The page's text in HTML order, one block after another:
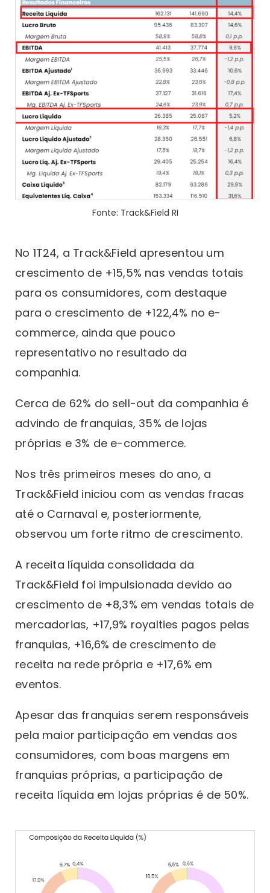
Fonte: Track&Field RI
No 1T24, a Track&Field apresentou um
crescimento de +15,5% nas vendas totais
para os consumidores, com destaque
para o crescimento de +122,4% no e-
commerce, ainda que pouco
representativo no resultado da
companhia.
Cerca de 62% do sell-out da companhia é
advindo de franquias, 35% de lojas
próprias e 3% de e-commerce.
Nos três primeiros meses do ano, a
Track&Field iniciou com as vendas fracas
até o Carnaval e, posteriormente,
observou um forte ritmo de crescimento.
A receita líquida consolidada da
Track&Field foi impulsionada devido ao
crescimento de +8,3% em vendas totais de
mercadorias, +17,9% royalties pagos pelas
franquias, +16,6% de crescimento de
receita na rede própria e +17,6% em
eventos.
Apesar das franquias serem responsáveis
pela maior participação em vendas aos
consumidores, com boas margens em
franquias próprias, a participação de
receita líquida em lojas próprias é de 50%.